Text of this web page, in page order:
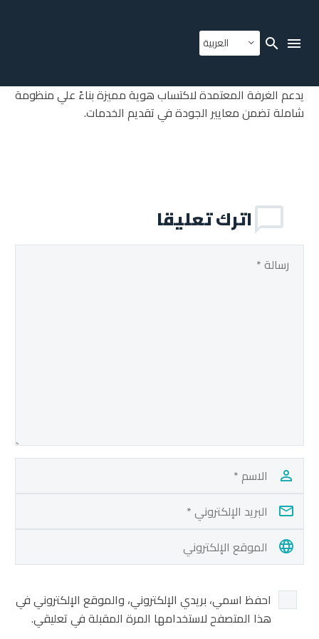
العربية
يدعم الغرفة المعتمدة لاكتساب هوية مميزة بناءً علي منظومة
شاملة تضمن معايير الجودة في تقديم الخدمات.
اترك تعليقا
احفظ اسمي، بريدي الإلكتروني، والموقع الإلكتروني في
هذا المتصفح لاستخدامها المرة المقبلة في تعليقي.